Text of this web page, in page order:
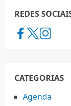
REDES
CATEGORIAS
Agenda